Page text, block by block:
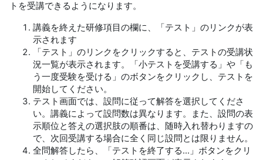
トを受講できるようになります。
講義を終えた研修項目の欄に、「テスト」のリンクが表
示されます
「テスト」のリンクをクリックすると、テストの受講状
況一覧が表示されます。「小テストを受講する」や「も
う一度受験を受ける」のボタンをクリックし、テストを
開始してください。
テスト画面では、設問に従って解答を選択してくださ
い。講義によって設問数は異なります。また、設問の表
示順位と答えの選択肢の順番は、随時入れ替わりますの
で、次回受講する場合に全く同じ設問とは限りません。
全問解答したら、「テストを終了する...」ボタンをクリ